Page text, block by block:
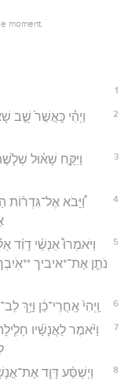
moment.
1
2
וַיְהִ֗י כַּֽאֲשֶׁר֙ שָׁ֣ב
3
וַיִּקַּ֣ח שָׁא֗וּל
4
וַ֠יָּבֹא
5
וַיֹּאמְרוּ֩ אַנְשֵׁ֨י דָוִ֜ד
נֹתֵ֤ן אֶת־*איביך
6 וַֽיְהִי֙ אַֽחֲרֵי־כֵ֔ן וַיַּ֥ךְ
7
וַיֹּ֨אמֶר לַאֲנָשָׁ֜יו
8
וַיְשַׁסַּ֨ע דָּוִ֤ד